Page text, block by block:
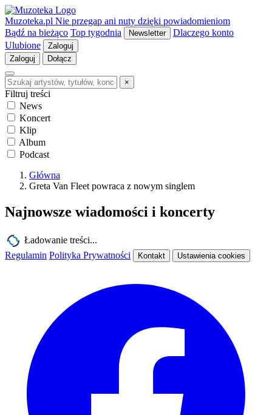
Muzoteka.pl Nie przegap ani nuty dzięki powiadomieniom
Bądź na bieżąco Top tygodnia Newsletter
Dlaczego konto
Ulubione
Zaloguj
Zaloguj
Dołącz
×
Filtruj treści
News
Koncert
Klip
Album
Podcast
Główna
Greta Van Fleet powraca z nowym singlem
Najnowsze wiadomości i koncerty
Ładowanie treści...
Regulamin Polityka Prywatności Kontakt Ustawienia cookies